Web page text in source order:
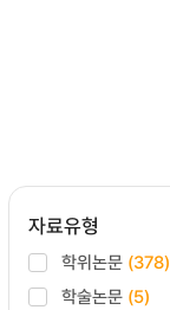
자료유형
학위논문 (378)
학술논문 (5)